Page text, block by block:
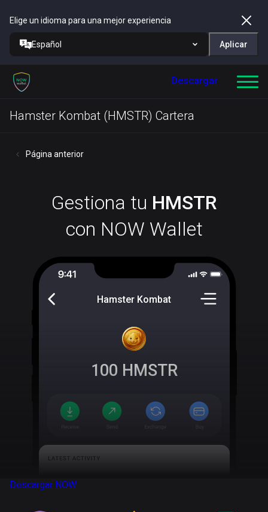
Elige un idioma para una mejor experiencia
Español Aplicar
Descargar
Hamster Kombat (HMSTR) Cartera
Página anterior
Gestiona tu HMSTR
con NOW Wallet
Hamster Kombat
100 HMSTR
Descargar NOW